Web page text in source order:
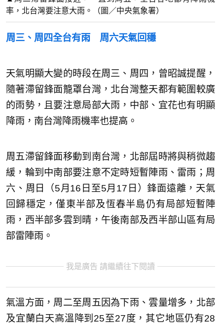
率，北台灣要注意大雨。（圖／中央氣象署）
周三、周四全台有雨 周六天氣回穩
天氣明顯大變的時段在周三、周四，曾昭誠提醒，
隨著滯留鋒面籠罩台灣，北台灣整天都有範圍較廣
的雨勢，且要注意局部大雨，中部、宜花也有明顯
降雨，南台灣降雨機率也提高。
周五滯留鋒面移動到南台灣，北部屆時將與稍微趨
緩，輪到中南部要注意不定時短暫陣雨、雷雨；周
六、周日（5月16日至5月17日）鋒面遠離，天氣
回歸穩定，僅東半部及恆春半島仍有局部短暫陣
雨，西半部多雲到晴，午後南部及西半部山區有局
部雷陣雨。
我是廣告 請繼續往下閱讀
氣溫方面，周二至周五因為下雨、雲量增多，北部
及宜蘭白天高溫降到25至27度，其它地區仍有28